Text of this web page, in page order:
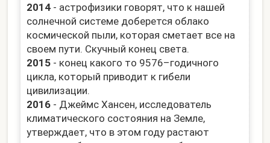
2014 - астрофизики говорят, что к нашей
солнечной системе доберется облако
космической пыли, которая сметает все на
своем пути. Скучный конец света.
2015 - конец какого то 9576–годичного
цикла, который приводит к гибели
цивилизации.
2016 - Джеймс Хансен, исследователь
климатического состояния на Земле,
утверждает, что в этом году растают